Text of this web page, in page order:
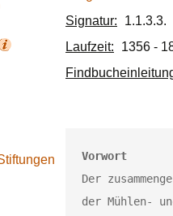
Signatur:
1.1.3.3.
Laufzeit:
1356 -
Vorwort
Der
der Mühlen-